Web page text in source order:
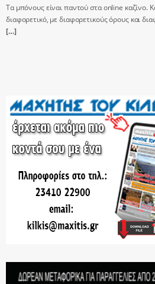
Τα μπόνους είναι παντού στα online καζίνο.
διαφορετικό, με διαφορετικούς όρους και
[…]